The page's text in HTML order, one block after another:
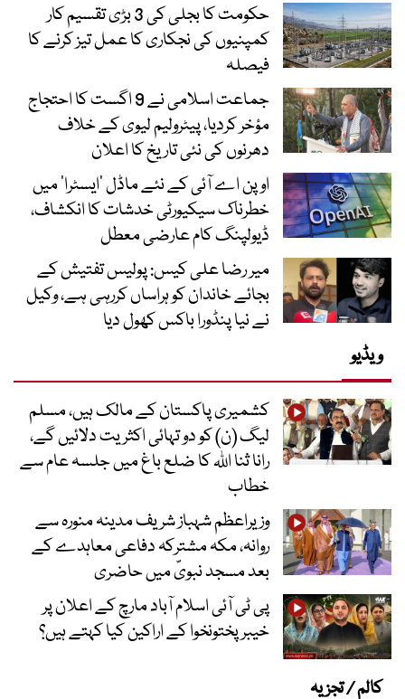
حکومت کا بجلی کی 3 بڑی تقسیم کار
کمپنیوں کی نجکاری کا عمل تیز کرنے کا
فیصلہ
جماعت اسلامی نے 9 اگست کا احتجاج
مؤخر کردیا، پیٹرولیم لیوی کے خلاف
دھرنوں کی نئی تاریخ کا اعلان
اوپن اے آئی کے نئے ماڈل ’ایسٹرا‘ میں
خطرناک سیکیورٹی خدشات کا انکشاف،
ڈیولپنگ کام عارضی معطل
میر رضا علی کیس: پولیس تفتیش کے
بجائے خاندان کو ہراساں کررہی ہے، وکیل
نے نیا پنڈورا باکس کھول دیا
ویڈیو
کشمیری پاکستان کے مالک ہیں، مسلم
لیگ (ن) کو دو تہائی اکثریت دلائیں گے،
رانا ثنا اللہ کا ضلع باغ میں جلسہ عام سے
خطاب
وزیراعظم شہباز شریف مدینہ منورہ سے
روانہ، مکہ مشترکہ دفاعی معاہدے کے
بعد مسجد نبویؐ میں حاضری
پی ٹی آئی اسلام آباد مارچ کے اعلان پر
خیبر پختونخوا کے اراکین کیا کہتے ہیں؟
کالم / تجزیہ